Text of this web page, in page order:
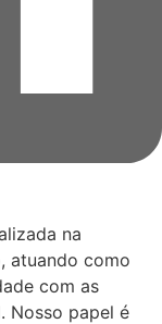
na
atuando como
com as
Nosso papel é